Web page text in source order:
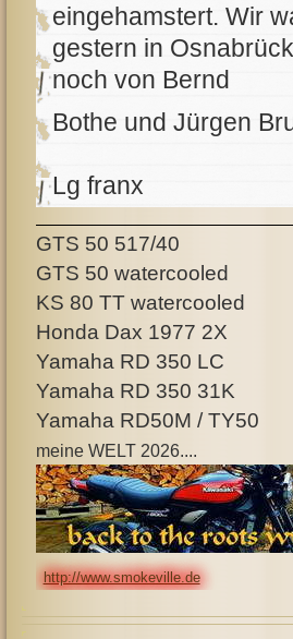
eingehamstert. Wir
gestern in
noch von Bernd
Bothe und Jürgen
Lg franx
GTS 50 517/40
GTS 50 watercooled
KS 80 TT watercooled
Honda Dax 1977 2X
Yamaha RD 350 LC
Yamaha RD 350 31K
Yamaha RD50M / TY50
meine WELT 2026....
http://www.smokeville.de